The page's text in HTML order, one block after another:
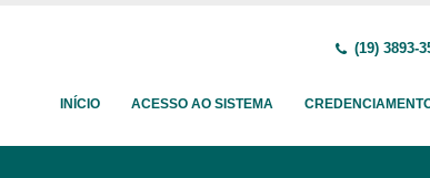
(19) 3893-
INÍCIO ACESSO AO SISTEMA